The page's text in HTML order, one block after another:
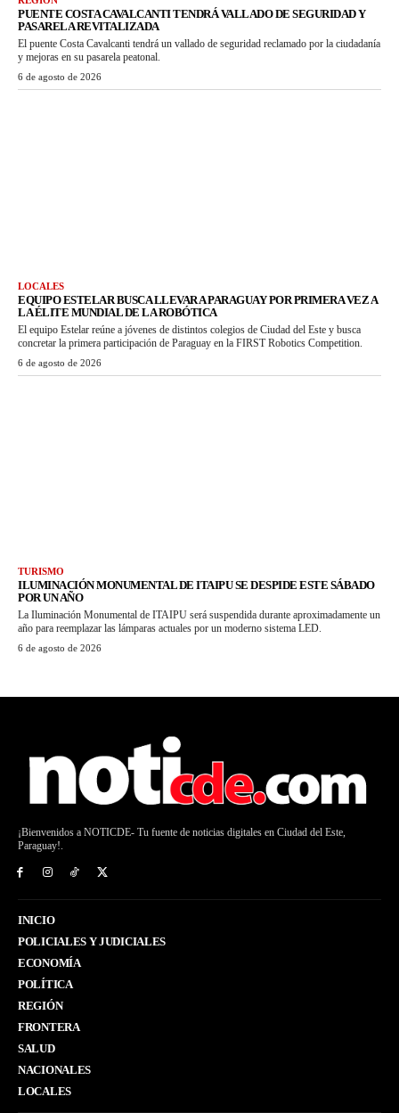
PUENTE COSTA CAVALCANTI TENDRÁ VALLADO DE SEGURIDAD Y
PASARELA REVITALIZADA
El puente Costa Cavalcanti tendrá un vallado de seguridad reclamado por la ciudadanía
y mejoras en su pasarela peatonal.
6 de agosto de 2026
LOCALES
EQUIPO ESTELAR BUSCA LLEVAR A PARAGUAY POR PRIMERA VEZ A
LA ÉLITE MUNDIAL DE LA ROBÓTICA
El equipo Estelar reúne a jóvenes de distintos colegios de Ciudad del Este y busca
concretar la primera participación de Paraguay en la FIRST Robotics Competition.
6 de agosto de 2026
TURISMO
ILUMINACIÓN MONUMENTAL DE ITAIPU SE DESPIDE ESTE SÁBADO
POR UN AÑO
La Iluminación Monumental de ITAIPU será suspendida durante aproximadamente un
año para reemplazar las lámparas actuales por un moderno sistema LED.
6 de agosto de 2026
¡Bienvenidos a NOTICDE- Tu fuente de noticias digitales en Ciudad del Este,
Paraguay!.
INICIO
POLICIALES Y JUDICIALES
ECONOMÍA
POLÍTICA
REGIÓN
FRONTERA
SALUD
NACIONALES
LOCALES